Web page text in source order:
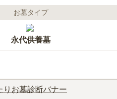
お墓タイプ
永代供養墓